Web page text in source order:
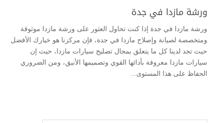
ورشة مازدا في جدة
ورشة مازدا في جدة إذا كنت تحاول العثور على ورشة مازدا موثوقة
ومتخصصة لصيانة وإصلاح مازدا في جدة، فإن مركزنا هو خيارك الأفضل
حيث تجد لدينا كل ما يتعلق بمجال تصليح سيارات مازدا، حيث إن
سيارات مازدا معروفة بأدائها القوي وتصميمها الأنيق، ومن الضروري
الحفاظ على هذا المستوى...